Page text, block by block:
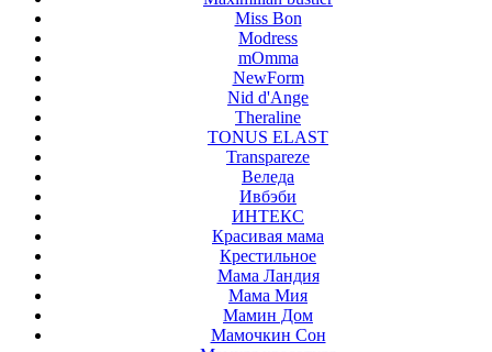
Miss Bon
Modress
mOmma
NewForm
Nid d'Ange
Theraline
TONUS ELAST
Transpareze
Веледа
Ивбэби
ИНТЕКС
Красивая мама
Крестильное
Мама Ландия
Мама Мия
Мамин Дом
Мамочкин Сон